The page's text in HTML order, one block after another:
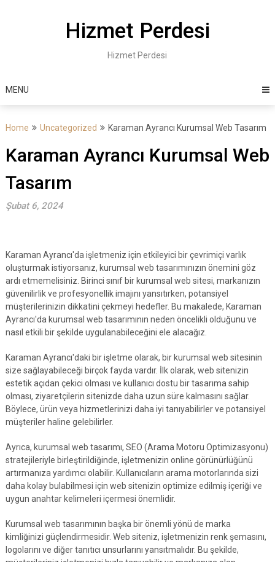
Hizmet Perdesi
Hizmet Perdesi
MENU
Home Uncategorized Karaman Ayrancı Kurumsal Web Tasarım
Karaman Ayrancı Kurumsal Web
Tasarım
Şubat 6, 2024
Karaman Ayrancı'da işletmeniz için etkileyici bir çevrimiçi varlık
oluşturmak istiyorsanız, kurumsal web tasarımınızın önemini göz
ardı etmemelisiniz. Birinci sınıf bir kurumsal web sitesi, markanızın
güvenilirlik ve profesyonellik imajını yansıtırken, potansiyel
müşterilerinizin dikkatini çekmeyi hedefler. Bu makalede, Karaman
Ayrancı'da kurumsal web tasarımının neden öncelikli olduğunu ve
nasıl etkili bir şekilde uygulanabileceğini ele alacağız.
Karaman Ayrancı'daki bir işletme olarak, bir kurumsal web sitesinin
size sağlayabileceği birçok fayda vardır. İlk olarak, web sitenizin
estetik açıdan çekici olması ve kullanıcı dostu bir tasarıma sahip
olması, ziyaretçilerin sitenizde daha uzun süre kalmasını sağlar.
Böylece, ürün veya hizmetlerinizi daha iyi tanıyabilirler ve potansiyel
müşteriler haline gelebilirler.
Ayrıca, kurumsal web tasarımı, SEO (Arama Motoru Optimizasyonu)
stratejileriyle birleştirildiğinde, işletmenizin online görünürlüğünü
artırmanıza yardımcı olabilir. Kullanıcıların arama motorlarında sizi
daha kolay bulabilmesi için web sitenizin optimize edilmiş içeriği ve
uygun anahtar kelimeleri içermesi önemlidir.
Kurumsal web tasarımının başka bir önemli yönü de marka
kimliğinizi güçlendirmesidir. Web siteniz, işletmenizin renk şemasını,
logolarını ve diğer tanıtıcı unsurlarını yansıtmalıdır. Bu şekilde,